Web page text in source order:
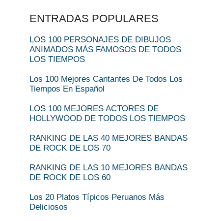
ENTRADAS POPULARES
LOS 100 PERSONAJES DE DIBUJOS
ANIMADOS MÁS FAMOSOS DE TODOS
LOS TIEMPOS
Los 100 Mejores Cantantes De Todos Los
Tiempos En Español
LOS 100 MEJORES ACTORES DE
HOLLYWOOD DE TODOS LOS TIEMPOS
RANKING DE LAS 40 MEJORES BANDAS
DE ROCK DE LOS 70
RANKING DE LAS 10 MEJORES BANDAS
DE ROCK DE LOS 60
Los 20 Platos Típicos Peruanos Más
Deliciosos